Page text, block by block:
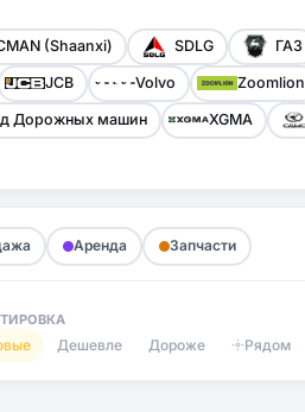
(Shaanxi) SDLG ГАЗ
JCB Volvo Zoomlion
Дорожных машин XGMA
Аренда Запчасти
Дешевле Дороже Рядом